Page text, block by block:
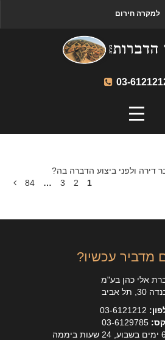
03-
למקרה חירום
דירה ולפני ביצוע הדברה בה?
1
2
3
…
84
מדביר עכשיו?
אלי כהן בע"מ
30, תל אביב